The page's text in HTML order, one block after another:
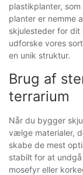
plastikplanter,
planter er nemme
skjulesteder for dit
udforske vores
en unik struktur.
Brug af
terrarium
Når du bygger
vælge materialer,
skabe de mest
stabilt for at
mosefyr eller